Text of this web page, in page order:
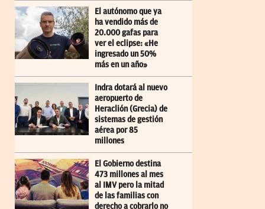
El autónomo que ya
ha vendido más de
20.000 gafas para
ver el eclipse: «He
ingresado un 50%
más en un año»
Indra dotará al nuevo
aeropuerto de
Heraclión (Grecia) de
sistemas de gestión
aérea por 85
millones
El Gobierno destina
473 millones al mes
al IMV pero la mitad
de las familias con
derecho a cobrarlo no